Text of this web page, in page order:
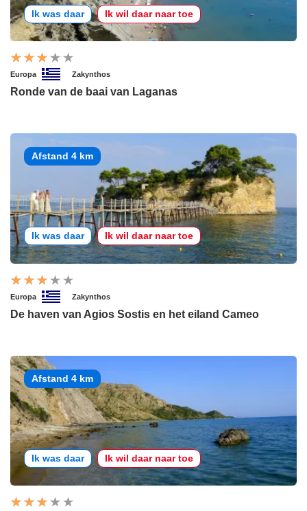
Ik was daar Ik wil daar naar toe
Europa Zakynthos
Ronde van de baai van Laganas
Afstand 4 km
Ik was daar Ik wil daar naar toe
Europa Zakynthos
De haven van Agios Sostis en het eiland Cameo
Afstand 4 km
Ik was daar Ik wil daar naar toe